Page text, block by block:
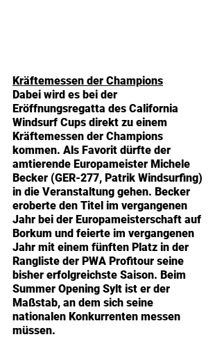
Kräftemessen der Champions
Dabei wird es bei der
Eröffnungsregatta des California
Windsurf Cups direkt zu einem
Kräftemessen der Champions
kommen. Als Favorit dürfte der
amtierende Europameister Michele
Becker (GER-277, Patrik Windsurfing)
in die Veranstaltung gehen. Becker
eroberte den Titel im vergangenen
Jahr bei der Europameisterschaft auf
Borkum und feierte im vergangenen
Jahr mit einem fünften Platz in der
Rangliste der PWA Profitour seine
bisher erfolgreichste Saison. Beim
Summer Opening Sylt ist er der
Maßstab, an dem sich seine
nationalen Konkurrenten messen
müssen.